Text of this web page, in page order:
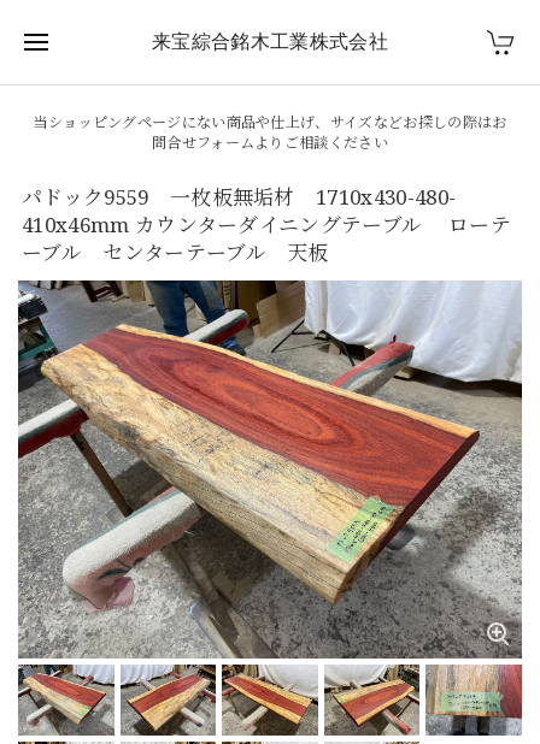
来宝綜合銘木工業株式会社
当ショッピングページにない商品や仕上げ、サイズなどお探しの際はお
問合せフォームよりご相談ください
パドック9559 一枚板無垢材 1710x430-480-
410x46mm カウンターダイニングテーブル ローテ
ーブル センターテーブル 天板